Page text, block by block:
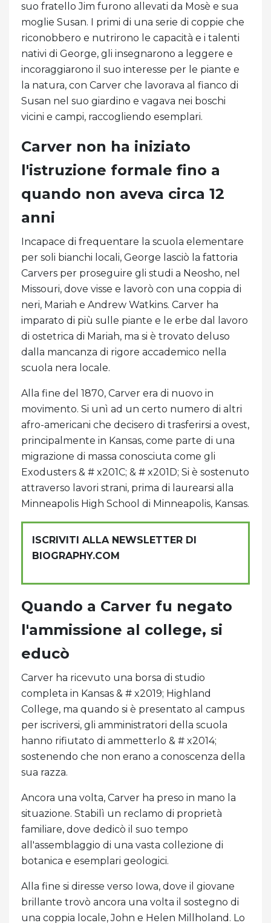
suo fratello Jim furono allevati da Mosè e sua
moglie Susan. I primi di una serie di coppie che
riconobbero e nutrirono le capacità e i talenti
nativi di George, gli insegnarono a leggere e
incoraggiarono il suo interesse per le piante e
la natura, con Carver che lavorava al fianco di
Susan nel suo giardino e vagava nei boschi
vicini e campi, raccogliendo esemplari.
Carver non ha iniziato
l'istruzione formale fino a
quando non aveva circa 12
anni
Incapace di frequentare la scuola elementare
per soli bianchi locali, George lasciò la fattoria
Carvers per proseguire gli studi a Neosho, nel
Missouri, dove visse e lavorò con una coppia di
neri, Mariah e Andrew Watkins. Carver ha
imparato di più sulle piante e le erbe dal lavoro
di ostetrica di Mariah, ma si è trovato deluso
dalla mancanza di rigore accademico nella
scuola nera locale.
Alla fine del 1870, Carver era di nuovo in
movimento. Si unì ad un certo numero di altri
afro-americani che decisero di trasferirsi a ovest,
principalmente in Kansas, come parte di una
migrazione di massa conosciuta come gli
Exodusters & # x201C; & # x201D; Si è sostenuto
attraverso lavori strani, prima di laurearsi alla
Minneapolis High School di Minneapolis, Kansas.
ISCRIVITI ALLA NEWSLETTER DI
BIOGRAPHY.COM
Quando a Carver fu negato
l'ammissione al college, si
educò
Carver ha ricevuto una borsa di studio
completa in Kansas & # x2019; Highland
College, ma quando si è presentato al campus
per iscriversi, gli amministratori della scuola
hanno rifiutato di ammetterlo & # x2014;
sostenendo che non erano a conoscenza della
sua razza.
Ancora una volta, Carver ha preso in mano la
situazione. Stabilì un reclamo di proprietà
familiare, dove dedicò il suo tempo
all'assemblaggio di una vasta collezione di
botanica e esemplari geologici.
Alla fine si diresse verso Iowa, dove il giovane
brillante trovò ancora una volta il sostegno di
una coppia locale, John e Helen Millholand. Lo